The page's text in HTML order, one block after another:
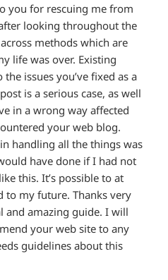
you for rescuing me from
looking throughout the
methods which are
life was over. Existing
issues you’ve fixed as a
is a serious case, as well
in a wrong way affected
your web blog.
handling all the things was
have done if I had not
this. It’s possible to at
my future. Thanks very
and amazing guide. I will
your web site to any
guidelines about this